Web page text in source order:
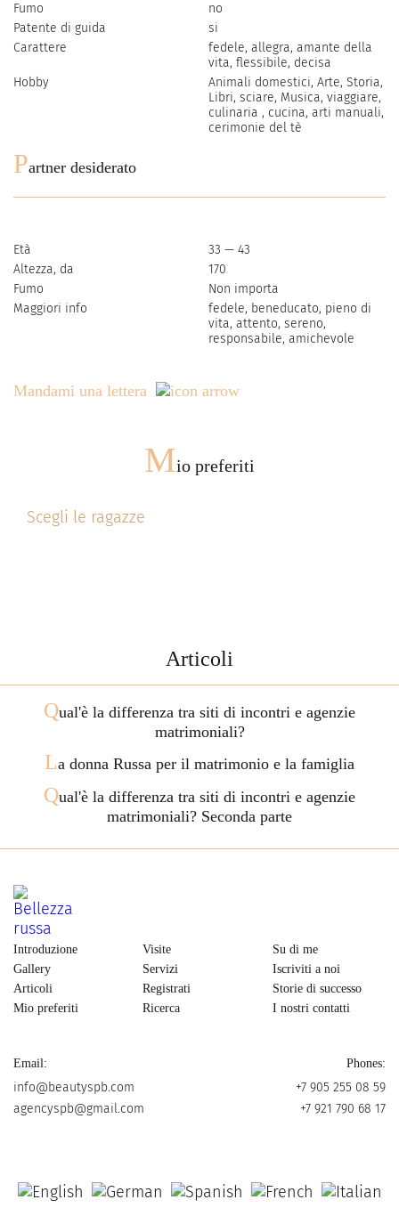
Fumo
no
Patente di guida
si
Carattere
fedele, allegra, amante della
vita, flessibile, decisa
Hobby
Animali domestici, Arte, Storia,
Libri, sciare, Musica, viaggiare,
culinaria , cucina, arti manuali,
cerimonie del tè
Partner desiderato
Età
33 — 43
Altezza, da
170
Fumo
Non importa
Maggiori info
fedele, beneducato, pieno di
vita, attento, sereno,
responsabile, amichevole
Mandami una lettera
Mio preferiti
Scegli le ragazze
Articoli
Qual'è la differenza tra siti di incontri e agenzie
matrimoniali?
La donna Russa per il matrimonio e la famiglia
Qual'è la differenza tra siti di incontri e agenzie
matrimoniali? Seconda parte
Introduzione
Gallery
Articoli
Mio preferiti
Visite
Servizi
Registrati
Ricerca
Su di me
Iscriviti a noi
Storie di successo
I nostri contatti
Email:
info@beautyspb.com
agencyspb@gmail.com
Phones:
+7 905 255 08 59
+7 921 790 68 17